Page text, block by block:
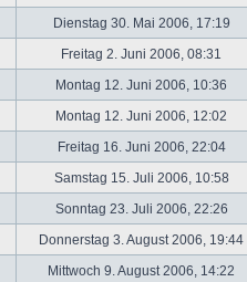
Dienstag 30. Mai 2006, 17:19
Freitag 2. Juni 2006, 08:31
Montag 12. Juni 2006, 10:36
Montag 12. Juni 2006, 12:02
Freitag 16. Juni 2006, 22:04
Samstag 15. Juli 2006, 10:58
Sonntag 23. Juli 2006, 22:26
Donnerstag 3. August 2006, 19:44
Mittwoch 9. August 2006, 14:22